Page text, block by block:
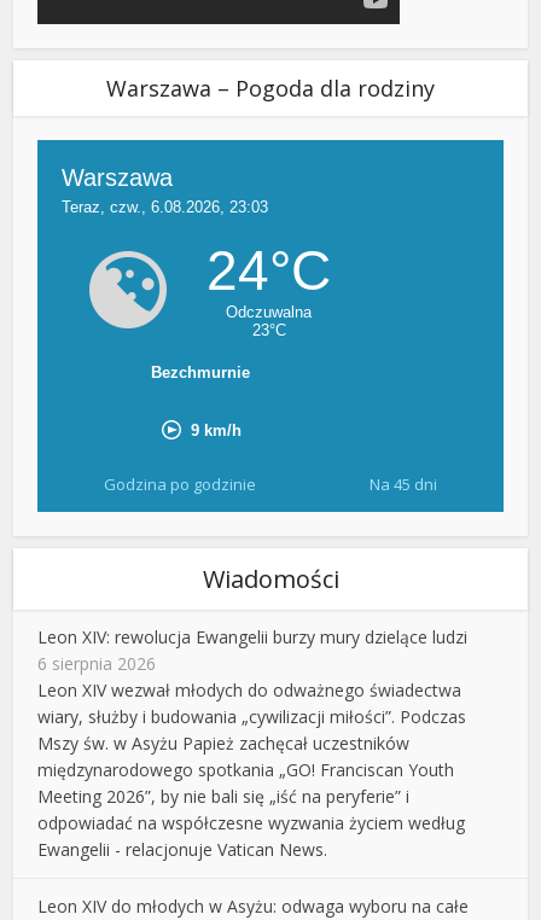
Warszawa – Pogoda dla rodziny
Godzina po godzinie Na 45 dni
Wiadomości
Leon XIV: rewolucja Ewangelii burzy mury dzielące ludzi
6 sierpnia 2026
Leon XIV wezwał młodych do odważnego świadectwa
wiary, służby i budowania „cywilizacji miłości”. Podczas
Mszy św. w Asyżu Papież zachęcał uczestników
międzynarodowego spotkania „GO! Franciscan Youth
Meeting 2026”, by nie bali się „iść na peryferie” i
odpowiadać na współczesne wyzwania życiem według
Ewangelii - relacjonuje Vatican News.
Leon XIV do młodych w Asyżu: odwaga wyboru na całe